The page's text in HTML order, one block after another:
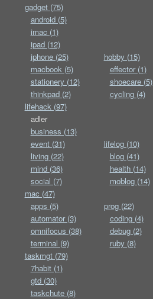
gadget (75)
android (5)
imac (1)
ipad (12)
iphone (25)
macbook (5)
stationery (12)
thinkpad (2)
hobby (15)
effector (1)
shoecare (5)
cycling (4)
lifehack (97)
adler
business (13)
event (31)
living (22)
mind (36)
social (7)
lifelog (10)
blog (41)
health (14)
moblog (14)
mac (47)
apps (5)
automator (3)
omnifocus (38)
terminal (9)
prog (22)
coding (4)
debug (2)
ruby (8)
taskmgt (79)
7habit (1)
gtd (30)
taskchute (8)